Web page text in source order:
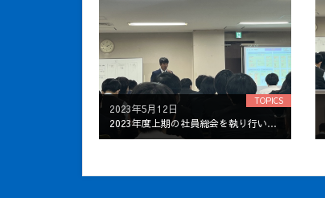
2023年5月12日
TOPICS
2023年度上期の社員総会を執り行いました